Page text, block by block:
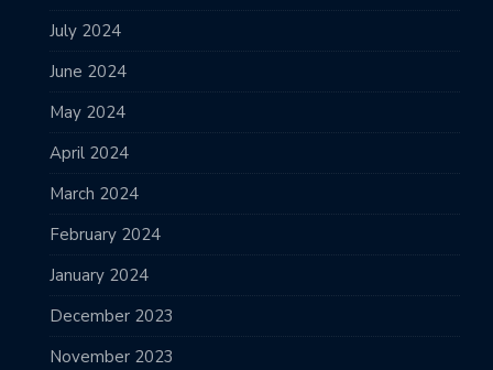
July 2024
June 2024
May 2024
April 2024
March 2024
February 2024
January 2024
December 2023
November 2023